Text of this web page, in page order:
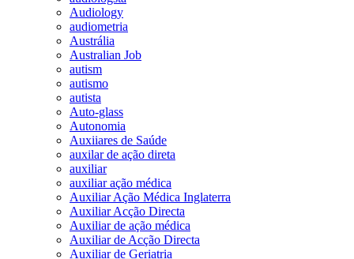
Audiology
audiometria
Austrália
Australian Job
autism
autismo
autista
Auto-glass
Autonomia
Auxiiares de Saúde
auxilar de ação direta
auxiliar
auxiliar ação médica
Auxiliar Ação Médica Inglaterra
Auxiliar Acção Directa
Auxiliar de ação médica
Auxiliar de Acção Directa
Auxiliar de Geriatria